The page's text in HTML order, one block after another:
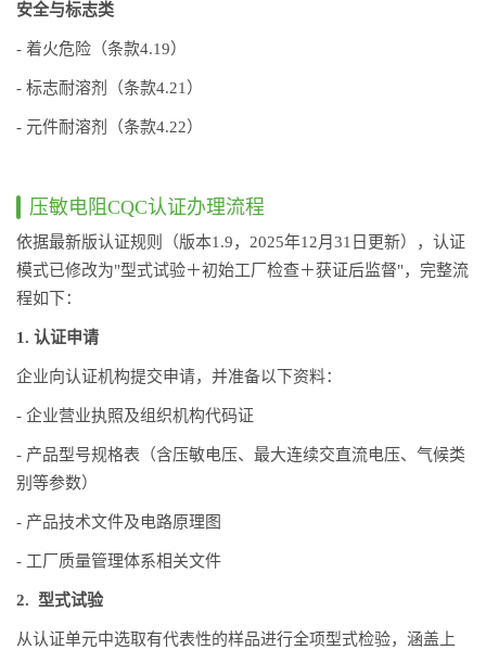
安全与标志类
- 着火危险（条款4.19）
- 标志耐溶剂（条款4.21）
- 元件耐溶剂（条款4.22）
压敏电阻CQC认证办理流程
依据最新版认证规则（版本1.9，2025年12月31日更新），认证
模式已修改为"型式试验＋初始工厂检查＋获证后监督"，完整流
程如下：
1. 认证申请
企业向认证机构提交申请，并准备以下资料：
- 企业营业执照及组织机构代码证
- 产品型号规格表（含压敏电压、最大连续交直流电压、气候类
别等参数）
- 产品技术文件及电路原理图
- 工厂质量管理体系相关文件
2. 型式试验
从认证单元中选取有代表性的样品进行全项型式检验，涵盖上